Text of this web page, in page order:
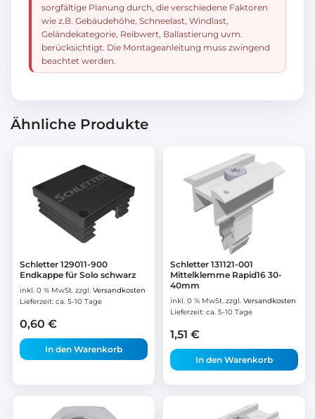
sorgfältige Planung durch, die verschiedene Faktoren
wie z.B. Gebäudehöhe, Schneelast, Windlast,
Geländekategorie, Reibwert, Ballastierung uvm.
berücksichtigt. Die Montageanleitung muss zwingend
beachtet werden.
Ähnliche Produkte
Schletter 129011-900
Endkappe für Solo schwarz
inkl. 0 % MwSt. zzgl. Versandkosten
Lieferzeit: ca. 5-10 Tage
0,60 €
In den Warenkorb
Schletter 131121-001
Mittelklemme Rapid16 30-
40mm
inkl. 0 % MwSt. zzgl. Versandkosten
Lieferzeit: ca. 5-10 Tage
1,51 €
In den Warenkorb